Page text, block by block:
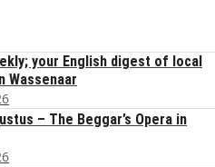
your English digest of local
Wassenaar
– The Beggar’s Opera in